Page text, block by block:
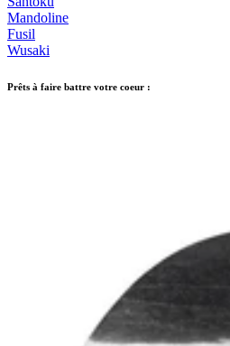
Mandoline
Fusil
Wusaki
Prêts à faire battre votre coeur :